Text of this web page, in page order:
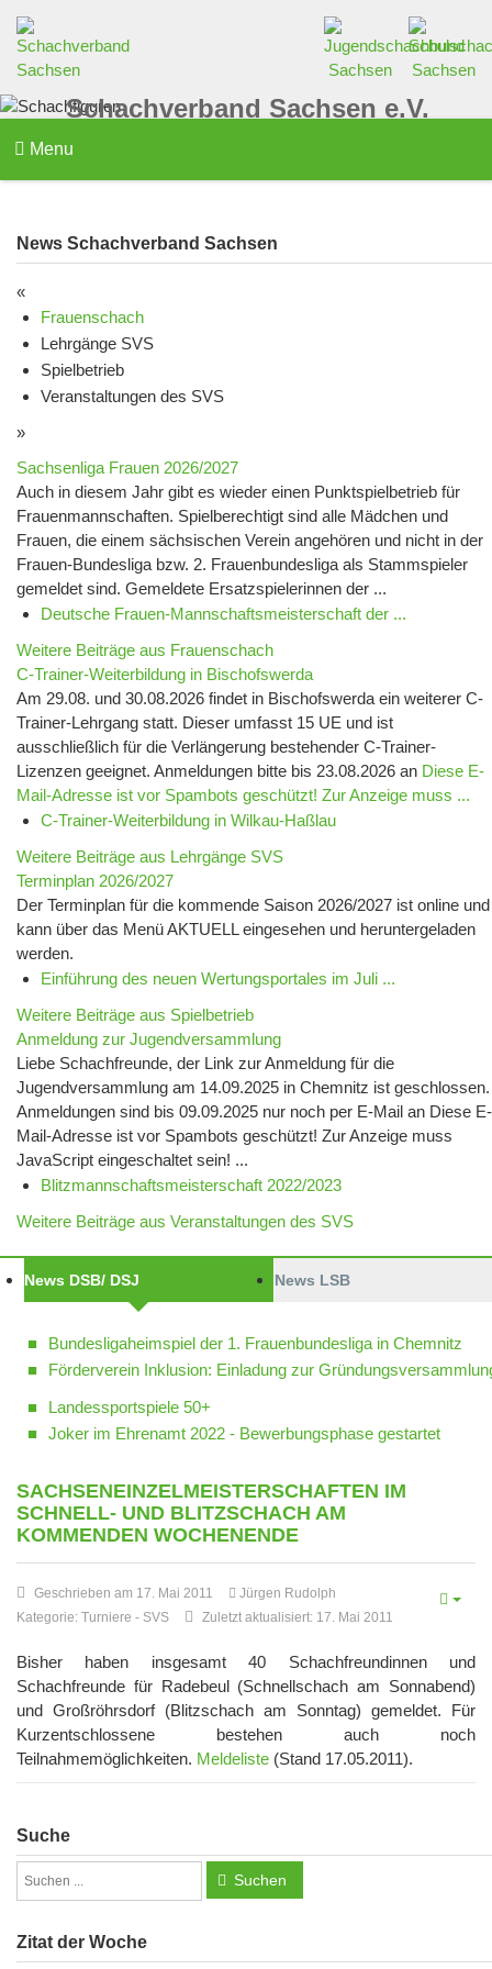
Schachverband Sachsen e.V.
Menu
News Schachverband Sachsen
«
Frauenschach
Lehrgänge SVS
Spielbetrieb
Veranstaltungen des SVS
»
Sachsenliga Frauen 2026/2027
Auch in diesem Jahr gibt es wieder einen Punktspielbetrieb für
Frauenmannschaften. Spielberechtigt sind alle Mädchen und
Frauen, die einem sächsischen Verein angehören und nicht in der
Frauen-Bundesliga bzw. 2. Frauenbundesliga als Stammspieler
gemeldet sind. Gemeldete Ersatzspielerinnen der ...
Deutsche Frauen-Mannschaftsmeisterschaft der ...
Weitere Beiträge aus Frauenschach
C-Trainer-Weiterbildung in Bischofswerda
Am 29.08. und 30.08.2026 findet in Bischofswerda ein weiterer C-
Trainer-Lehrgang statt. Dieser umfasst 15 UE und ist
ausschließlich für die Verlängerung bestehender C-Trainer-
Lizenzen geeignet. Anmeldungen bitte bis 23.08.2026 an Diese E-
Mail-Adresse ist vor Spambots geschützt! Zur Anzeige muss ...
C-Trainer-Weiterbildung in Wilkau-Haßlau
Weitere Beiträge aus Lehrgänge SVS
Terminplan 2026/2027
Der Terminplan für die kommende Saison 2026/2027 ist online und
kann über das Menü AKTUELL eingesehen und heruntergeladen
werden.
Einführung des neuen Wertungsportales im Juli ...
Weitere Beiträge aus Spielbetrieb
Anmeldung zur Jugendversammlung
Liebe Schachfreunde, der Link zur Anmeldung für die
Jugendversammlung am 14.09.2025 in Chemnitz ist geschlossen.
Anmeldungen sind bis 09.09.2025 nur noch per E-Mail an Diese E-
Mail-Adresse ist vor Spambots geschützt! Zur Anzeige muss
JavaScript eingeschaltet sein! ...
Blitzmannschaftsmeisterschaft 2022/2023
Weitere Beiträge aus Veranstaltungen des SVS
News DSB/ DSJ News LSB
Bundesligaheimspiel der 1. Frauenbundesliga in Chemnitz
Förderverein Inklusion: Einladung zur
Landessportspiele 50+
Joker im Ehrenamt 2022 - Bewerbungsphase gestartet
SACHSENEINZELMEISTERSCHAFTEN IM
SCHNELL- UND BLITZSCHACH AM
KOMMENDEN WOCHENENDE
Geschrieben am 17. Mai 2011
Jürgen Rudolph
Kategorie: Turniere - SVS Zuletzt aktualisiert: 17. Mai 2011
Bisher haben insgesamt 40 Schachfreundinnen und
Schachfreunde für Radebeul (Schnellschach am Sonnabend)
und Großröhrsdorf (Blitzschach am Sonntag) gemeldet. Für
Kurzentschlossene bestehen auch noch
Teilnahmemöglichkeiten. Meldeliste (Stand 17.05.2011).
Suche
Suchen
Zitat der Woche